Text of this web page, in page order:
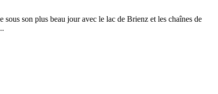
son plus beau jour avec le lac de Brienz et les chaînes de